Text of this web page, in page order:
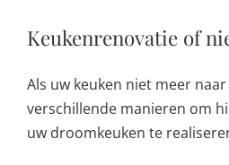
Keukenrenovatie of
Als uw keuken niet meer
verschillende manieren om
uw droomkeuken te